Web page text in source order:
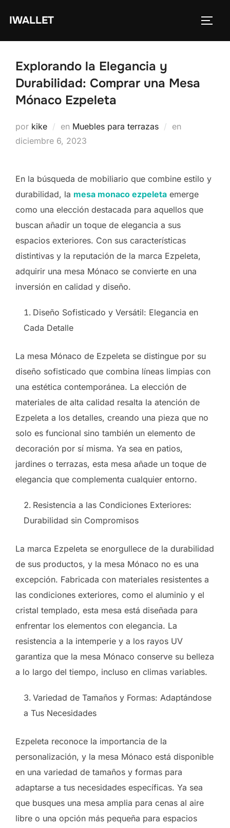
IWALLET
Explorando la Elegancia y
Durabilidad: Comprar una Mesa
Mónaco Ezpeleta
por kike en Muebles para terrazas en
diciembre 6, 2023
En la búsqueda de mobiliario que combine estilo y
durabilidad, la mesa monaco ezpeleta emerge
como una elección destacada para aquellos que
buscan añadir un toque de elegancia a sus
espacios exteriores. Con sus características
distintivas y la reputación de la marca Ezpeleta,
adquirir una mesa Mónaco se convierte en una
inversión en calidad y diseño.
Diseño Sofisticado y Versátil: Elegancia en
Cada Detalle
La mesa Mónaco de Ezpeleta se distingue por su
diseño sofisticado que combina líneas limpias con
una estética contemporánea. La elección de
materiales de alta calidad resalta la atención de
Ezpeleta a los detalles, creando una pieza que no
solo es funcional sino también un elemento de
decoración por sí misma. Ya sea en patios,
jardines o terrazas, esta mesa añade un toque de
elegancia que complementa cualquier entorno.
Resistencia a las Condiciones Exteriores:
Durabilidad sin Compromisos
La marca Ezpeleta se enorgullece de la durabilidad
de sus productos, y la mesa Mónaco no es una
excepción. Fabricada con materiales resistentes a
las condiciones exteriores, como el aluminio y el
cristal templado, esta mesa está diseñada para
enfrentar los elementos con elegancia. La
resistencia a la intemperie y a los rayos UV
garantiza que la mesa Mónaco conserve su belleza
a lo largo del tiempo, incluso en climas variables.
Variedad de Tamaños y Formas: Adaptándose
a Tus Necesidades
Ezpeleta reconoce la importancia de la
personalización, y la mesa Mónaco está disponible
en una variedad de tamaños y formas para
adaptarse a tus necesidades específicas. Ya sea
que busques una mesa amplia para cenas al aire
libre o una opción más pequeña para espacios